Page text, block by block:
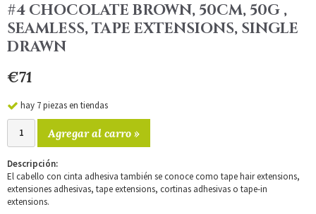
#4 CHOCOLATE BROWN, 50CM, 50G ,
SEAMLESS, TAPE EXTENSIONS, SINGLE
DRAWN
€71
hay 7 piezas en tiendas
Agregar al carro »
Descripción:
El cabello con cinta adhesiva también se conoce como tape hair extensions,
extensiones adhesivas, tape extensions, cortinas adhesivas o tape-in
extensions.